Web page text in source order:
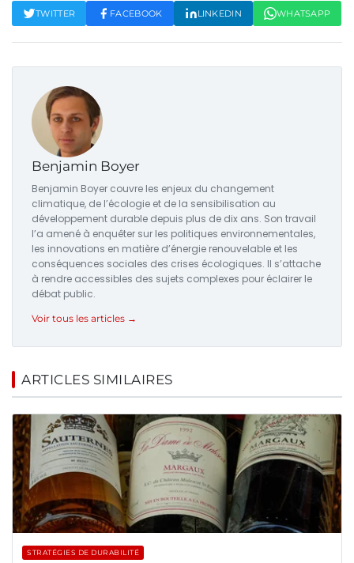
TWITTER FACEBOOK LINKEDIN WHATSAPP
Benjamin Boyer
Benjamin Boyer couvre les enjeux du changement
climatique, de l’écologie et de la sensibilisation au
développement durable depuis plus de dix ans. Son travail
l’a amené à enquêter sur les politiques environnementales,
les innovations en matière d’énergie renouvelable et les
conséquences sociales des crises écologiques. Il s’attache
à rendre accessibles des sujets complexes pour éclairer le
débat public.
Voir tous les articles →
ARTICLES SIMILAIRES
STRATÉGIES DE DURABILITÉ